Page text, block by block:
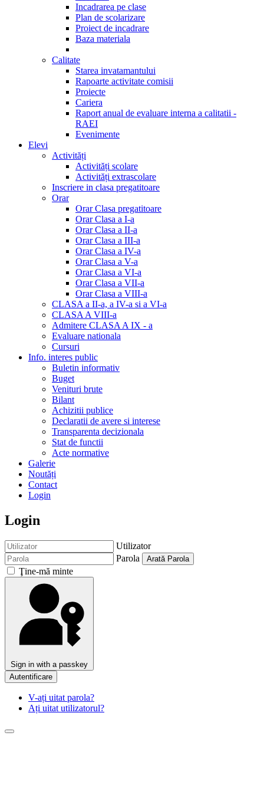
Incadrarea pe clase
Plan de scolarizare
Proiect de incadrare
Baza materiala
Calitate
Starea invatamantului
Rapoarte activitate comisii
Proiecte
Cariera
Raport anual de evaluare interna a calitatii -
RAEI
Evenimente
Elevi
Activități
Activități scolare
Activități extrascolare
Inscriere in clasa pregatitoare
Orar
Orar Clasa pregatitoare
Orar Clasa a I-a
Orar Clasa a II-a
Orar Clasa a III-a
Orar Clasa a IV-a
Orar Clasa a V-a
Orar Clasa a VI-a
Orar Clasa a VII-a
Orar Clasa a VIII-a
CLASA a II-a, a IV-a si a VI-a
CLASA A VIII-a
Admitere CLASA A IX - a
Evaluare nationala
Cursuri
Info. interes public
Buletin informativ
Buget
Venituri brute
Bilant
Achizitii publice
Declaratii de avere si interese
Transparenta decizionala
Stat de functii
Acte normative
Galerie
Noutăți
Contact
Login
Login
Utilizator
Parola
Arată Parola
Ţine-mă minte
Sign in with a passkey
Autentificare
V-ați uitat parola?
Ați uitat utilizatorul?